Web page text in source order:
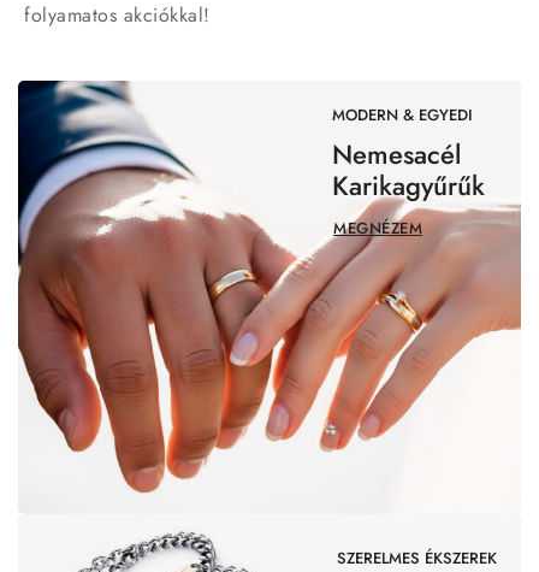
folyamatos akciókkal!
MODERN & EGYEDI
Nemesacél
Karikagyűrűk
MEGNÉZEM
SZERELMES ÉKSZEREK